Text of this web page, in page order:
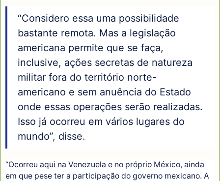
“Considero essa uma possibilidade
bastante remota. Mas a legislação
americana permite que se faça,
inclusive, ações secretas de natureza
militar fora do território norte-
americano e sem anuência do Estado
onde essas operações serão realizadas.
Isso já ocorreu em vários lugares do
mundo”, disse.
“Ocorreu aqui na Venezuela e no próprio México, ainda
em que pese ter a participação do governo mexicano. A